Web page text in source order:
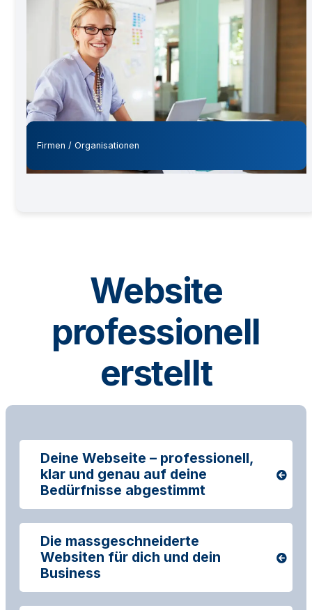
Firmen / Organisationen
Website
professionell
erstellt
Deine Webseite – professionell,
klar und genau auf deine
Bedürfnisse abgestimmt
Die massgeschneiderte
Websiten für dich und dein
Business